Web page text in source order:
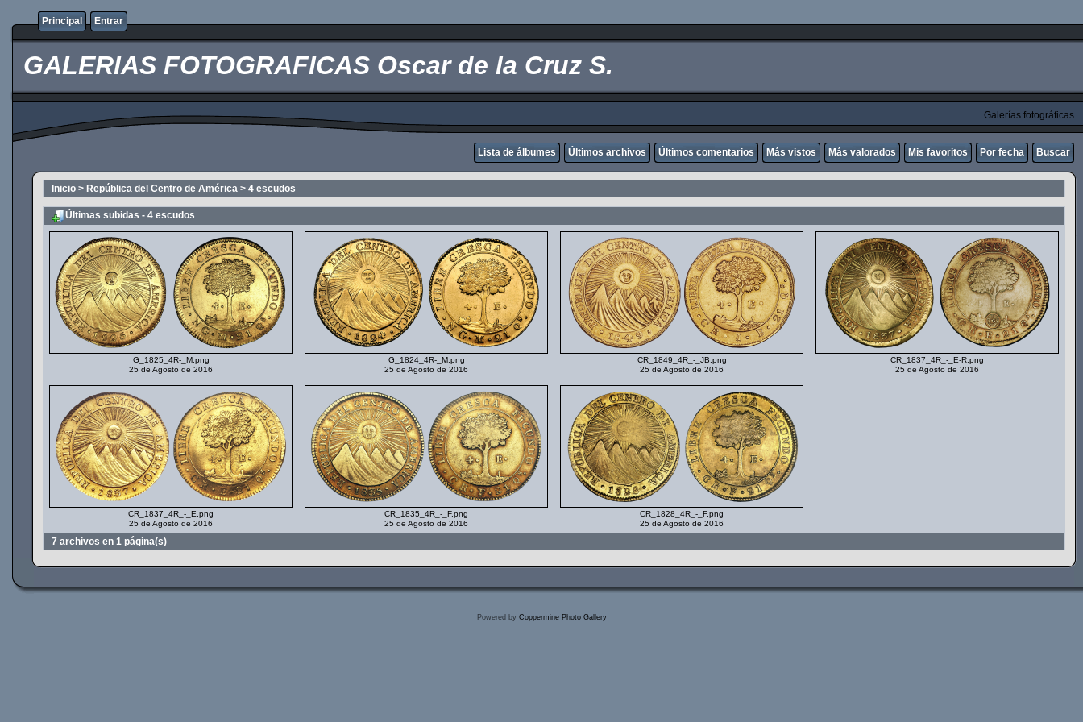
Principal Entrar
GALERIAS FOTOGRAFICAS Oscar de la Cruz S.
Galerías fotográficas
Lista de álbumes Últimos archivos Últimos comentarios Más vistos Más valorados Mis favoritos Por fecha Buscar
Inicio > República del Centro de América > 4 escudos
Últimas subidas - 4 escudos
G_1825_4R-_M.png
25 de Agosto de 2016
G_1824_4R-_M.png
25 de Agosto de 2016
CR_1849_4R_-_JB.png
25 de Agosto de 2016
CR_1837_4R_-_E-R.png
25 de Agosto de 2016
CR_1837_4R_-_E.png
25 de Agosto de 2016
CR_1835_4R_-_F.png
25 de Agosto de 2016
CR_1828_4R_-_F.png
25 de Agosto de 2016
7 archivos en 1 página(s)
Powered by Coppermine Photo Gallery